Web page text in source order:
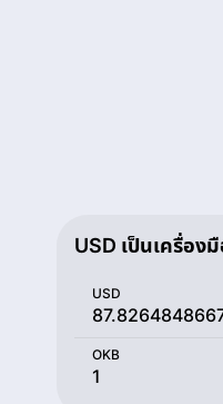
USD เป็นเครื่อง
USD
OKB